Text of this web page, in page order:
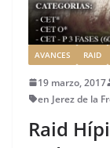
AVANCES RAID
19 marzo, 2017
en Jerez de la
Raid